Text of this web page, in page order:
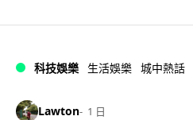
科技娛樂 生活娛樂 城中熱話
Lawton 1 日